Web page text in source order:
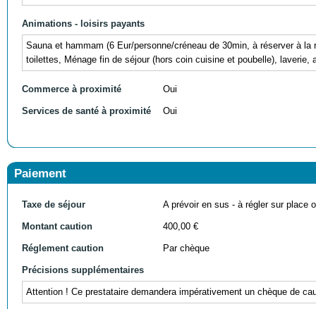
Animations - loisirs payants
Sauna et hammam (6 Eur/personne/créneau de 30min, à réserver à
toilettes, Ménage fin de séjour (hors coin cuisine et poubelle), laverie,
Commerce à proximité Oui
Services de santé à proximité Oui
Paiement
Taxe de séjour A prévoir en sus - à régler sur place
Montant caution 400,00 €
Réglement caution Par chèque
Précisions supplémentaires
Attention ! Ce prestataire demandera impérativement un chèque de